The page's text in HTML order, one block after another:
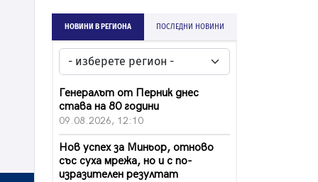
НОВИНИ В РЕГИОНА ПОСЛЕДНИ НОВИНИ
Генералът от Перник днес
става на 80 години
09.08.2026, 12:10
Нов успех за Миньор, отново
със суха мрежа, но и с по-
изразителен резултат